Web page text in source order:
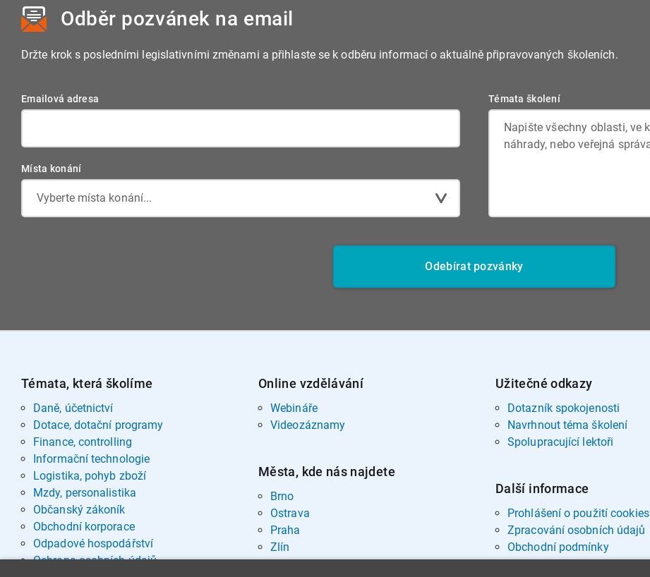
Odběr pozvánek na email
Držte krok s posledními legislativními změnami a přihlaste se k odběru informací o aktuálně připravovaných školeních.
Emailová adresa
Místa konání
Vyberte místa konání...
Témata školení
Odebírat pozvánky
Témata, která školíme
Daně, účetnictví
Dotace, dotační programy
Finance, controlling
Informační technologie
Logistika, pohyb zboží
Mzdy, personalistika
Občanský zákoník
Obchodní korporace
Odpadové hospodářství
Ochrana osobních údajů
Online vzdělávání
Webináře
Videozáznamy
Města, kde nás najdete
Brno
Ostrava
Praha
Zlín
Užitečné odkazy
Dotazník spokojenosti
Navrhnout téma školení
Spolupracující lektoři
Další informace
Prohlášení o použití cookies
Zpracování osobních údajů
Obchodní podmínky